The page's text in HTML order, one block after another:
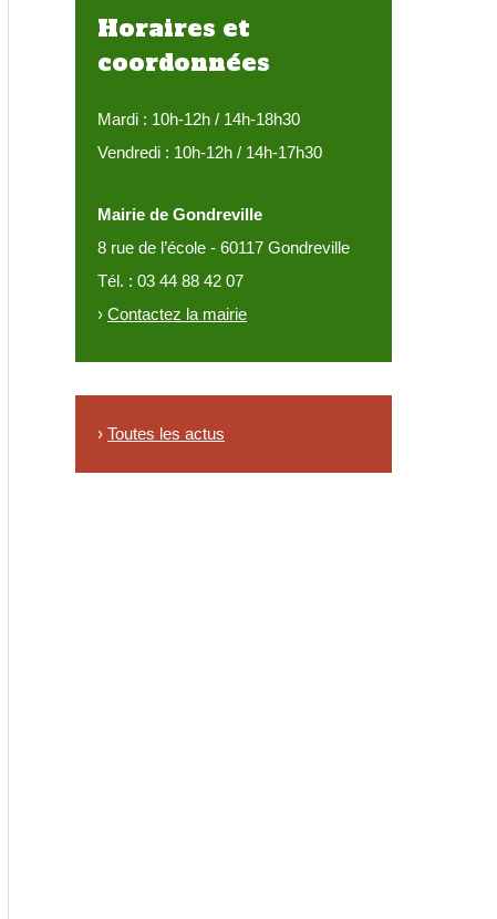
Horaires et
coordonnées
Mardi : 10h-12h / 14h-18h30
Vendredi : 10h-12h / 14h-17h30
Mairie de Gondreville
8 rue de l’école - 60117 Gondreville
Tél. : 03 44 88 42 07
› Contactez la mairie
› Toutes les actus